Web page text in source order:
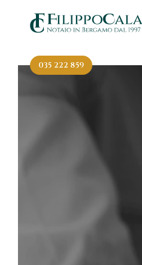
035 222 859